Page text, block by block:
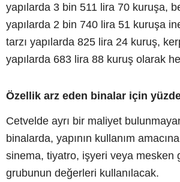
yapılarda 3 bin 511 lira 70 kuruşa,
yapılarda 2 bin 740 lira 51 kuruşa
tarzı yapılarda 825 lira 24 kuruş,
yapılarda 683 lira 88 kuruş olarak
Özellik arz eden binalar için
Cetvelde ayrı bir maliyet
binalarda, yapının kullanım
sinema, tiyatro, işyeri veya mesken
grubunun değerleri kullanılacak.